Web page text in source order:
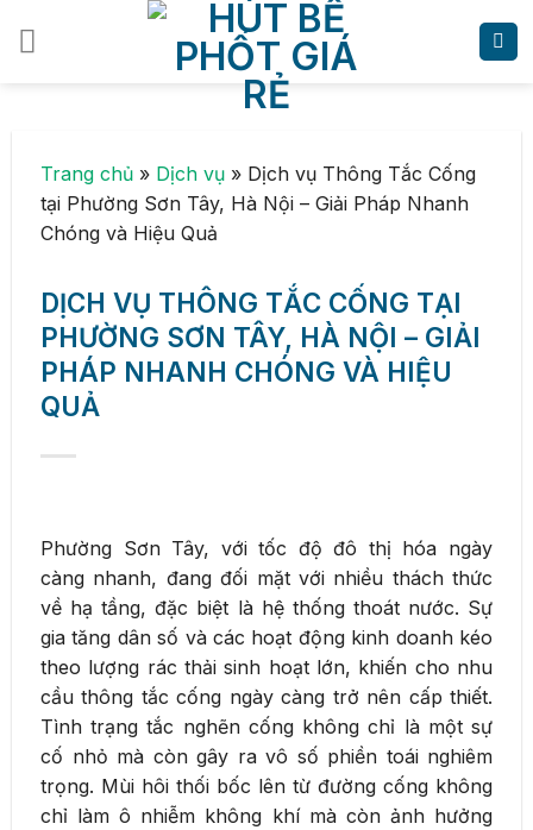
Trang chủ » Dịch vụ » Dịch vụ Thông Tắc Cống
tại Phường Sơn Tây, Hà Nội – Giải Pháp Nhanh
Chóng và Hiệu Quả
DỊCH VỤ THÔNG TẮC CỐNG TẠI
PHƯỜNG SƠN TÂY, HÀ NỘI – GIẢI
PHÁP NHANH CHÓNG VÀ HIỆU
QUẢ
Phường Sơn Tây, với tốc độ đô thị hóa ngày
càng nhanh, đang đối mặt với nhiều thách thức
về hạ tầng, đặc biệt là hệ thống thoát nước. Sự
gia tăng dân số và các hoạt động kinh doanh kéo
theo lượng rác thải sinh hoạt lớn, khiến cho nhu
cầu thông tắc cống ngày càng trở nên cấp thiết.
Tình trạng tắc nghẽn cống không chỉ là một sự
cố nhỏ mà còn gây ra vô số phiền toái nghiêm
trọng. Mùi hôi thối bốc lên từ đường cống không
chỉ làm ô nhiễm không khí mà còn ảnh hưởng